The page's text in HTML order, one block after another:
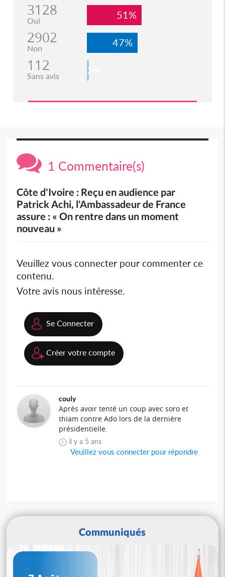
3128
Oui 51%
2902
Non 47%
112
Sans avis 2%
1 Commentaire(s)
Côte d'Ivoire : Reçu en audience par
Patrick Achi, l'Ambassadeur de France
assure : « On rentre dans un moment
nouveau »
Veuillez vous connecter pour commenter ce
contenu.
Votre avis nous intéresse.
Se Connecter
Créer votre compte
couly
Après avoir tenté un coup avec soro et
thiam contre Ado lors de la dernière
présidentielle.
il y a 5 ans
Veuillez vous connecter pour répondre
Communiqués